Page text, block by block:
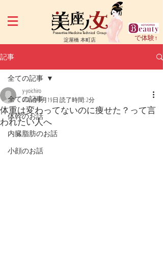
Preventive Medicine Technical Group
淀屋橋 本町店 で体験↑
記事
全ての記事
体幹のお話
内臓脂肪のお話
小顔のお話
全ての記事
体重は変わってないのに痩せた？って言
われたい人へ
y-yoichiro
2025年6月19日 読了時間: 2分